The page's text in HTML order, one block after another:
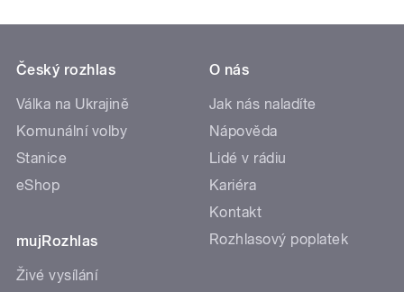
Český rozhlas
Válka na Ukrajině
Komunální volby
Stanice
eShop
mujRozhlas
Živé vysílání
O nás
Jak nás naladíte
Nápověda
Lidé v rádiu
Kariéra
Kontakt
Rozhlasový poplatek